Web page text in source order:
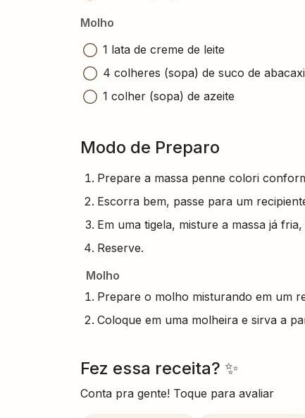
Molho
1 lata de creme de leite
4 colheres (sopa) de suco de abacaxi
1 colher (sopa) de azeite
Modo de Preparo
Prepare a massa penne colori
Escorra bem, passe para um
Em uma tigela, misture a massa já
Reserve.
Molho
Prepare o molho misturando em um
Coloque em uma molheira e sirva a
Fez essa receita? ✨
Conta pra gente! Toque para avaliar